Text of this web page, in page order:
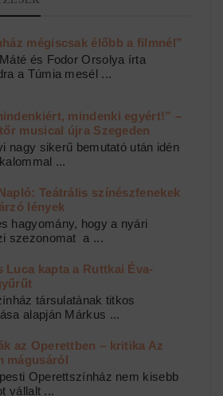
mégiscsak élőbb a filmnél”
és Fodor Orsolya írta
a Túmia mesél ...
mindenki egyért!” –
musical újra Szegeden
nagy sikerű bemutató után idén
...
Teátrális színészfenekek
lények
hagyomány, hogy a nyári
szezonomat a ...
Luca kapta a Ruttkai Éva-
társulatának titkos
alapján Márkus ...
az Operettben – kritika Az
mágusáról
Operettszínház nem kisebb
vállalt ...